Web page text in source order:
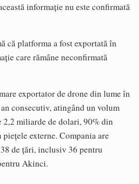
informație nu este confirmată
că platforma a fost exportată în
care rămâne neconfirmată
exportator de drone din lume în
consecutiv, atingând un volum
2,2 miliarde de dolari, 90% din
externe. Compania are
de țări, inclusiv 36 pentru
Akinci.